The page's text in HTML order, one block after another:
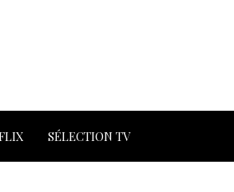
SÉLECTION TV